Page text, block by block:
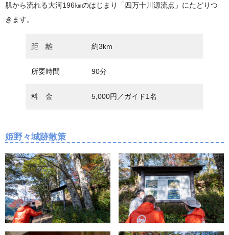
肌から流れる大河196㎞のはじまり「四万十川源流点」にたどりつ
きます。
距 離 約3km
所要時間 90分
料 金 5,000円／ガイド1名
姫野々城跡散策